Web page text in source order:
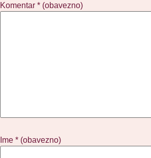
Komentar * (obavezno)
Ime * (obavezno)